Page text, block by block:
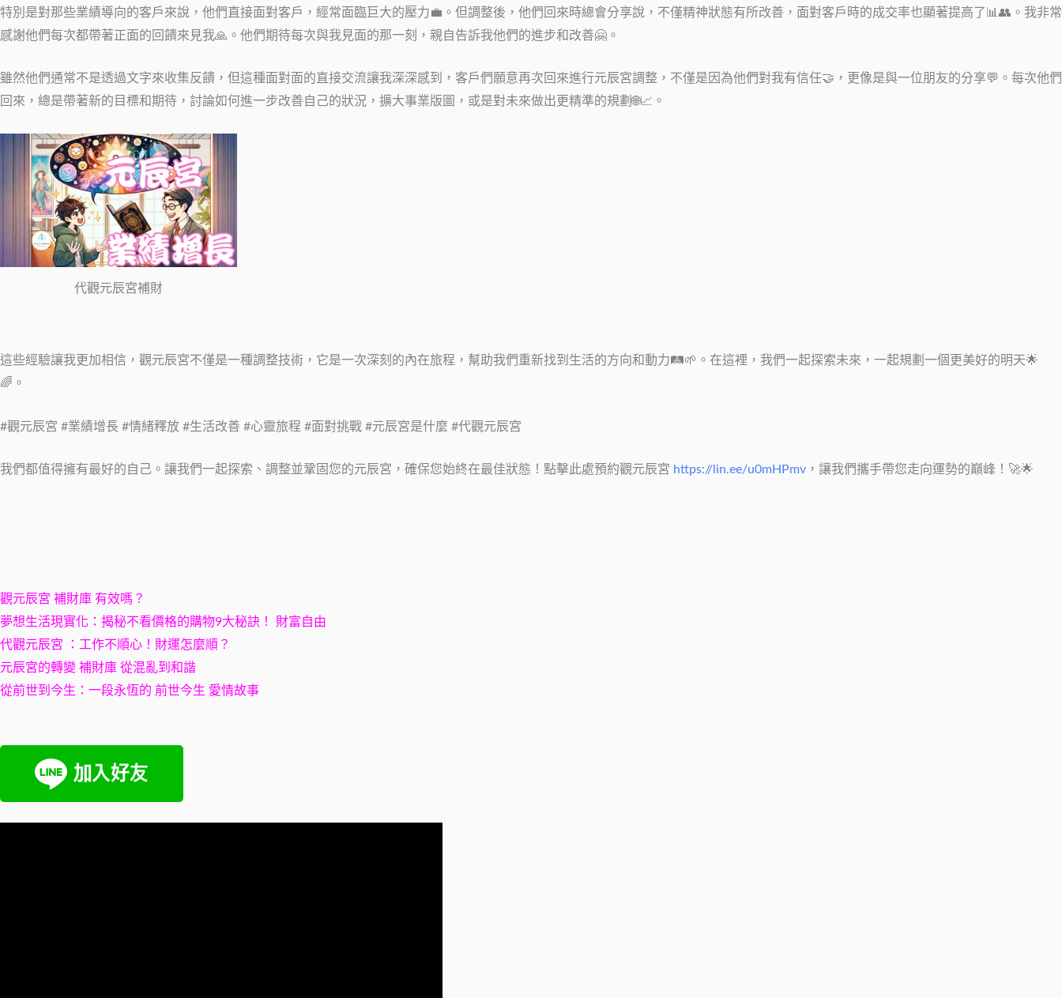
特別是對那些業績導向的客戶來說，他們直接面對客戶，經常面臨巨大的壓力💼。但調整後，他們回來時總會分享說，不僅精神狀態有所改善，面對客戶時的成交率也顯著提高了📊👥。我非常
感謝他們每次都帶著正面的回饋來見我🙏。他們期待每次與我見面的那一刻，親自告訴我他們的進步和改善🤗。
雖然他們通常不是透過文字來收集反饋，但這種面對面的直接交流讓我深深感到，客戶們願意再次回來進行元辰宮調整，不僅是因為他們對我有信任🤝，更像是與一位朋友的分享💬。每次他們
回來，總是帶著新的目標和期待，討論如何進一步改善自己的狀況，擴大事業版圖，或是對未來做出更精準的規劃🌐📈。
代觀元辰宮補財
這些經驗讓我更加相信，觀元辰宮不僅是一種調整技術，它是一次深刻的內在旅程，幫助我們重新找到生活的方向和動力🛤️🌱。在這裡，我們一起探索未來，一起規劃一個更美好的明天🌟
🌈。
#觀元辰宮 #業績增長 #情緒釋放 #生活改善 #心靈旅程 #面對挑戰 #元辰宮是什麼 #代觀元辰宮
我們都值得擁有最好的自己。讓我們一起探索、調整並鞏固您的元辰宮，確保您始終在最佳狀態！點擊此處預約觀元辰宮 https://lin.ee/u0mHPmv ，讓我們攜手帶您走向運勢的巔峰！🚀🌟
觀元辰宮 補財庫 有效嗎？
夢想生活現實化：揭秘不看價格的購物9大秘訣！ 財富自由
代觀元辰宮 ：工作不順心！財運怎麼順？
元辰宮的轉變 補財庫 從混亂到和諧
從前世到今生：一段永恆的 前世今生 愛情故事